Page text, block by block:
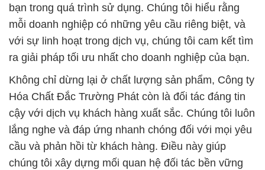
bạn trong quá trình sử dụng. Chúng tôi hiểu rằng
mỗi doanh nghiệp có những yêu cầu riêng biệt, và
với sự linh hoạt trong dịch vụ, chúng tôi cam kết tìm
ra giải pháp tối ưu nhất cho doanh nghiệp của bạn.
Không chỉ dừng lại ở chất lượng sản phẩm, Công ty
Hóa Chất Đắc Trường Phát còn là đối tác đáng tin
cậy với dịch vụ khách hàng xuất sắc. Chúng tôi luôn
lắng nghe và đáp ứng nhanh chóng đối với mọi yêu
cầu và phản hồi từ khách hàng. Điều này giúp
chúng tôi xây dựng mối quan hệ đối tác bền vững